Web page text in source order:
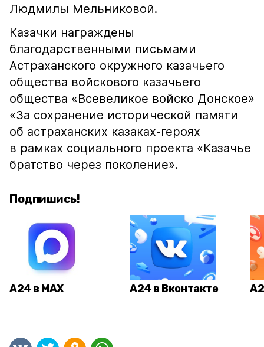
Людмилы Мельниковой.
Казачки награждены
благодарственными письмами
Астраханского окружного казачьего
общества войскового казачьего
общества «Всевеликое войско Донское»
«За сохранение исторической памяти
об астраханских казаках-героях
в рамках социального проекта «Казачье
братство через поколение».
Подпишись!
А24 в MAX А24 в Вконтакте